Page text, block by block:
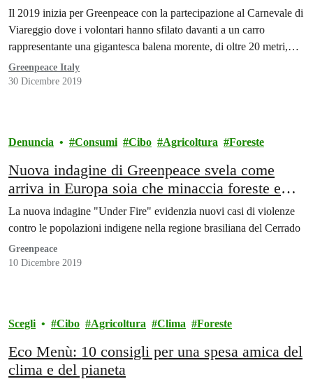
Il 2019 inizia per Greenpeace con la partecipazione al Carnevale di
Viareggio dove i volontari hanno sfilato davanti a un carro
rappresentante una gigantesca balena morente, di oltre 20 metri,…
Greenpeace Italy
30 Dicembre 2019
Denuncia Consumi Cibo Agricoltura Foreste
Nuova indagine di Greenpeace svela come
arriva in Europa soia che minaccia foreste e
diritti umani in Brasile
La nuova indagine "Under Fire" evidenzia nuovi casi di violenze
contro le popolazioni indigene nella regione brasiliana del Cerrado
Greenpeace
10 Dicembre 2019
Scegli Cibo Agricoltura Clima Foreste
Eco Menù: 10 consigli per una spesa amica del
clima e del pianeta